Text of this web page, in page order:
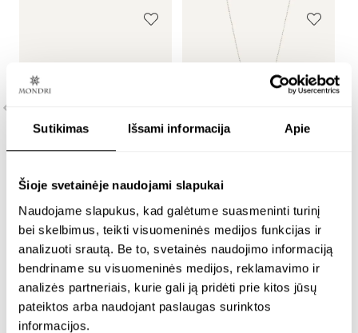
Sutikimas Išsami informacija Apie
Šioje svetainėje naudojami slapukai
Naudojame slapukus, kad galėtume suasmeninti turinį
bei skelbimus, teikti visuomeninės medijos funkcijas ir
analizuoti srautą. Be to, svetainės naudojimo informaciją
bendriname su visuomeninės medijos, reklamavimo ir
analizės partneriais, kurie gali ją pridėti prie kitos jūsų
pateiktos arba naudojant paslaugas surinktos
informacijos.
sidabrinė apyrankė su
10 mm geltonu
gintaru – lemon
Sidabras 925
€120.00
sidabrinis
minimalistinis kaklo
papuošalas su 8 mm
geltono gintaro
pakabuku – lemon